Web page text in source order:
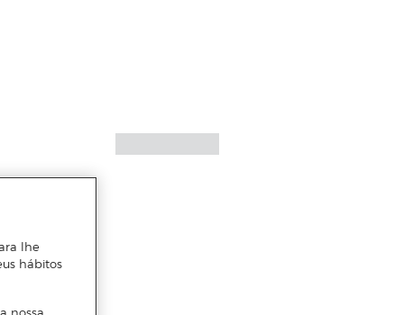
lhe
hábitos
nossa